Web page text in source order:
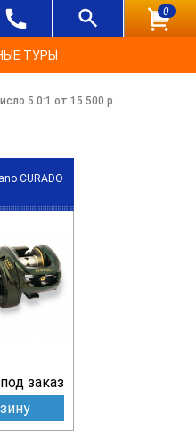
0
ТУРЫ
5.0:1 от 15 500 р.
CURADO
под заказ